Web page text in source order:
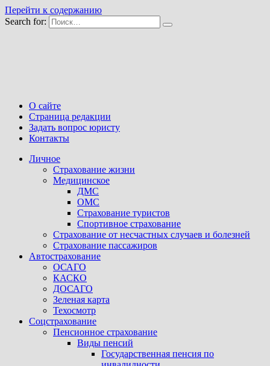
Перейти к содержанию
Search for:
О сайте
Страница редакции
Задать вопрос юристу
Контакты
Личное
Страхование жизни
Медицинское
ДМС
ОМС
Страхование туристов
Спортивное страхование
Страхование от несчастных случаев и болезней
Страхование пассажиров
Автострахование
ОСАГО
КАСКО
ДОСАГО
Зеленая карта
Техосмотр
Соцстрахование
Пенсионное страхование
Виды пенсий
Государственная пенсия по